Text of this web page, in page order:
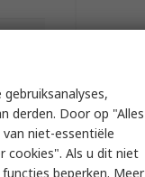
derden. Door op "Alles
niet-essentiële
cookies". Als u dit niet
beperken. Meer